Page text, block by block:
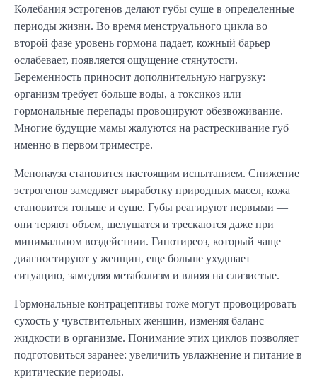
Колебания эстрогенов делают губы суше в определенные
периоды жизни. Во время менструального цикла во
второй фазе уровень гормона падает, кожный барьер
ослабевает, появляется ощущение стянутости.
Беременность приносит дополнительную нагрузку:
организм требует больше воды, а токсикоз или
гормональные перепады провоцируют обезвоживание.
Многие будущие мамы жалуются на растрескивание губ
именно в первом триместре.
Менопауза становится настоящим испытанием. Снижение
эстрогенов замедляет выработку природных масел, кожа
становится тоньше и суше. Губы реагируют первыми —
они теряют объем, шелушатся и трескаются даже при
минимальном воздействии. Гипотиреоз, который чаще
диагностируют у женщин, еще больше ухудшает
ситуацию, замедляя метаболизм и влияя на слизистые.
Гормональные контрацептивы тоже могут провоцировать
сухость у чувствительных женщин, изменяя баланс
жидкости в организме. Понимание этих циклов позволяет
подготовиться заранее: увеличить увлажнение и питание в
критические периоды.